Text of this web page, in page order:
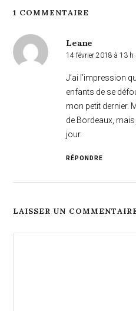
1 COMMENTAIRE
Leane
14 février 2018 à 13 h
J’ai l’impression
enfants de se
mon petit dernier.
de Bordeaux, mais
jour.
RÉPONDRE
LAISSER UN